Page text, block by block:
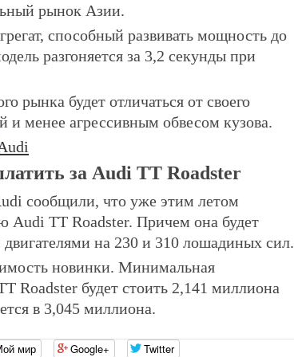
рынок Азии.
способный развивать мощность до
разгоняется за 3,2 секунды при
рынка будет отличаться от своего
и менее агрессивным обвесом кузова.
за Audi TT Roadster
сообщили, что уже этим летом
Audi TT Roadster. Причем она будет
двигателями на 230 и 310 лошадиных сил.
новинки. Минимальная
Roadster будет стоить 2,141 миллиона
в 3,045 миллиона.
мир Google+ Twitter